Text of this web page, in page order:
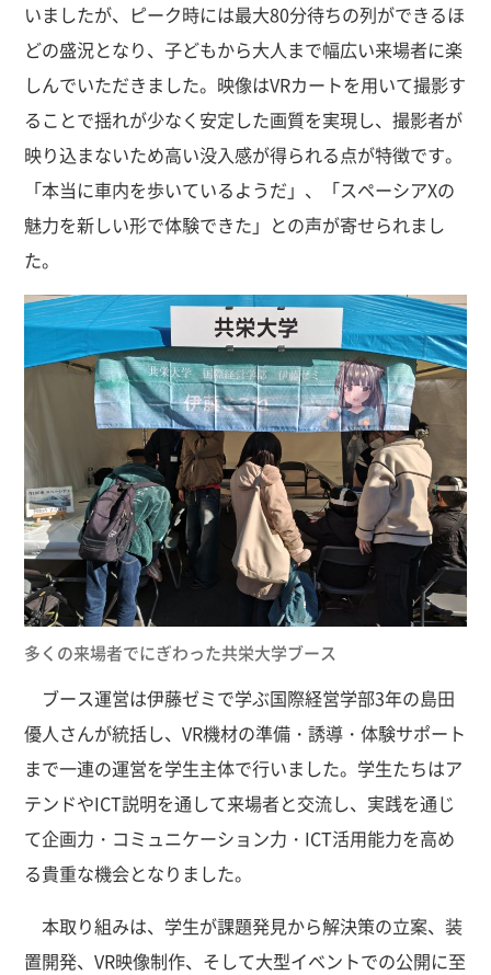
いましたが、ピーク時には最大80分待ちの列ができるほ
どの盛況となり、子どもから大人まで幅広い来場者に楽
しんでいただきました。映像はVRカートを用いて撮影す
ることで揺れが少なく安定した画質を実現し、撮影者が
映り込まないため高い没入感が得られる点が特徴です。
「本当に車内を歩いているようだ」、「スペーシアXの
魅力を新しい形で体験できた」との声が寄せられまし
た。
多くの来場者でにぎわった共栄大学ブース
ブース運営は伊藤ゼミで学ぶ国際経営学部3年の島田
優人さんが統括し、VR機材の準備・誘導・体験サポート
まで一連の運営を学生主体で行いました。学生たちはア
テンドやICT説明を通して来場者と交流し、実践を通じ
て企画力・コミュニケーション力・ICT活用能力を高め
る貴重な機会となりました。
本取り組みは、学生が課題発見から解決策の立案、装
置開発、VR映像制作、そして大型イベントでの公開に至